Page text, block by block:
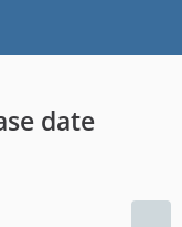
date